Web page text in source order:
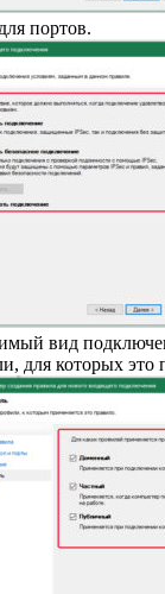
портов.
вид
для которых это